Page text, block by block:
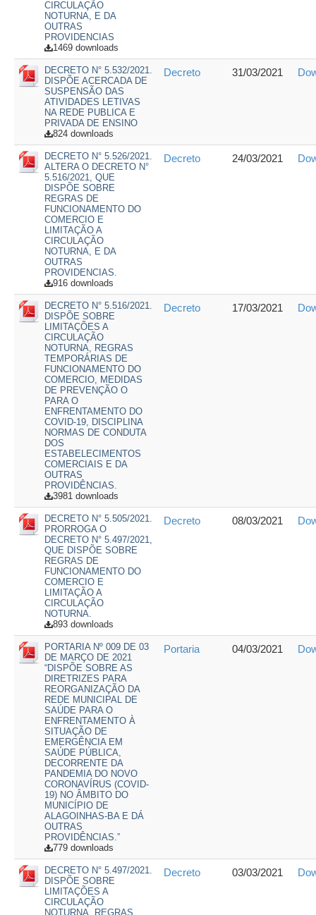
CIRCULAÇÃO
NOTURNA, E DA
OUTRAS
PROVIDENCIAS
1469 downloads
DECRETO N° 5.532/2021.
DISPÕE ACERCADA DE
SUSPENSÃO DAS
ATIVIDADES LETIVAS
NA REDE PUBLICA E
PRIVADA DE ENSINO
824 downloads
Decreto 31/03/2021
DECRETO N° 5.526/2021.
ALTERA O DECRETO N°
5.516/2021, QUE
DISPÕE SOBRE
REGRAS DE
FUNCIONAMENTO DO
COMERCIO E
LIMITAÇÃO A
CIRCULAÇÃO
NOTURNA, E DA
OUTRAS
PROVIDENCIAS.
916 downloads
Decreto 24/03/2021
DECRETO N° 5.516/2021.
DISPÕE SOBRE
LIMITAÇÕES A
CIRCULAÇÃO
NOTURNA, REGRAS
TEMPORÁRIAS DE
FUNCIONAMENTO DO
COMERCIO, MEDIDAS
DE PREVENÇÃO O
PARA O
ENFRENTAMENTO DO
COVID-19, DISCIPLINA
NORMAS DE CONDUTA
DOS
ESTABELECIMENTOS
COMERCIAIS E DA
OUTRAS
PROVIDÊNCIAS.
3981 downloads
Decreto 17/03/2021
DECRETO N° 5.505/2021.
PRORROGA O
DECRETO N° 5.497/2021,
QUE DISPÕE SOBRE
REGRAS DE
FUNCIONAMENTO DO
COMERCIO E
LIMITAÇÃO A
CIRCULAÇÃO
NOTURNA.
893 downloads
Decreto 08/03/2021
PORTARIA Nº 009 DE 03
DE MARÇO DE 2021
“DISPÕE SOBRE AS
DIRETRIZES PARA
REORGANIZAÇÃO DA
REDE MUNICIPAL DE
SAÚDE PARA O
ENFRENTAMENTO À
SITUAÇÃO DE
EMERGÊNCIA EM
SAÚDE PÚBLICA,
DECORRENTE DA
PANDEMIA DO NOVO
CORONAVÍRUS (COVID-
19) NO ÂMBITO DO
MUNICÍPIO DE
ALAGOINHAS-BA E DÁ
OUTRAS
PROVIDÊNCIAS.”
779 downloads
Portaria 04/03/2021
DECRETO N° 5.497/2021.
DISPÕE SOBRE
LIMITAÇÕES A
CIRCULAÇÃO
NOTURNA, REGRAS
Decreto 03/03/2021